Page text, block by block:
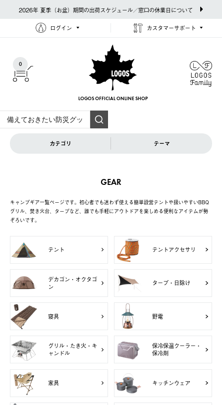
2026年 夏季（お盆）期間の出荷スケジュール／窓口の休業日について
ログイン カスタマーサポート
0
LOGOS OFFICIAL ONLINE SHOP
カテゴリ テーマ
GEAR
キャンプギア一覧ページです。初心者でも迷わず使える簡単設営テントや扱いやすいBBQ
グリル、焚き火台、タープなど、誰でも手軽にアウトドアを楽しめる便利なアイテムが勢
ぞろいです。
テント テントアクセサリ
デカゴン・オクタゴ
ン
タープ・日除け
寝具 野電
グリル・たき火・キ
ャンドル
保冷保温クーラー・
保冷剤
家具 キッチンウェア